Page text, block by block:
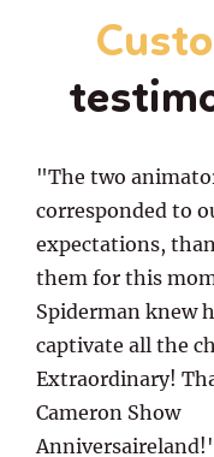
"The two
corresponded to
expectations,
them for this
Spiderman knew
captivate all the
Extraordinary!
Cameron Show